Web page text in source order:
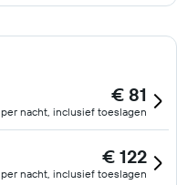
€ 81
per nacht, inclusief toeslagen
€ 122
per nacht, inclusief toeslagen